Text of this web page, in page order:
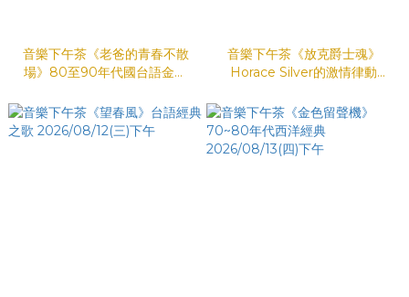
音樂下午茶《老爸的青春不散
場》80至90年代國台語金曲
音樂下午茶《放克爵士魂》
Horace Silver的激情律動